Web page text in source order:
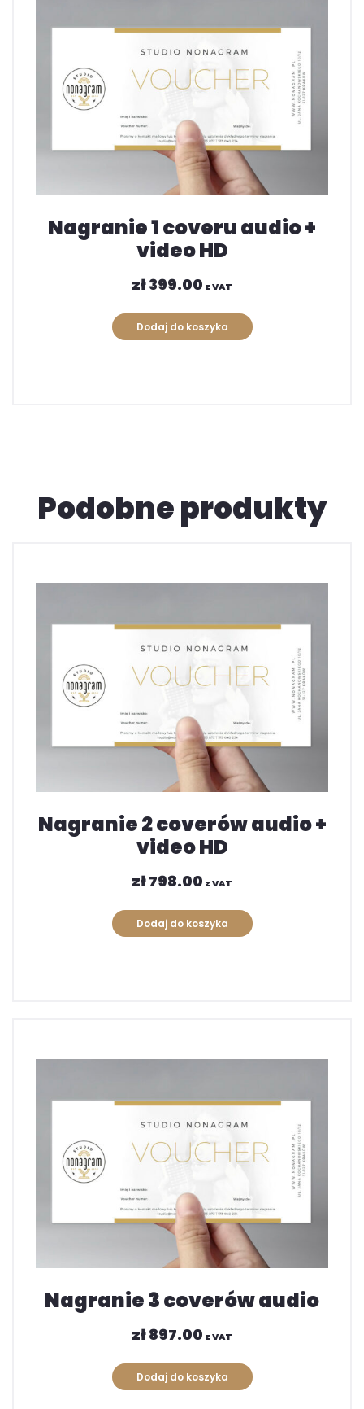
Nagranie 1 coveru audio +
video HD
zł399.00 z VAT
Dodaj do koszyka
Podobne produkty
Nagranie 2 coverów audio +
video HD
zł798.00 z VAT
Dodaj do koszyka
Nagranie 3 coverów audio
zł897.00 z VAT
Dodaj do koszyka